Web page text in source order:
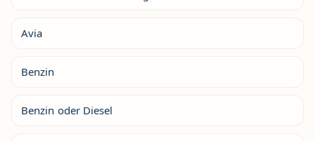
Avia
Benzin
Benzin oder Diesel